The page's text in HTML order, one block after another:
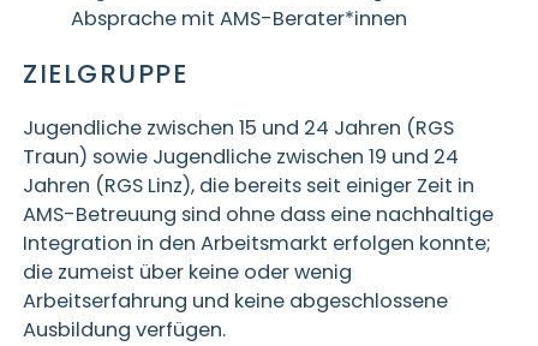
Absprache mit AMS-Berater*innen
ZIELGRUPPE
Jugendliche zwischen 15 und 24 Jahren (RGS
Traun) sowie Jugendliche zwischen 19 und 24
Jahren (RGS Linz), die bereits seit einiger Zeit in
AMS-Betreuung sind ohne dass eine nachhaltige
Integration in den Arbeitsmarkt erfolgen konnte;
die zumeist über keine oder wenig
Arbeitserfahrung und keine abgeschlossene
Ausbildung verfügen.